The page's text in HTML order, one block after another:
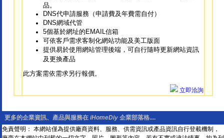
品。
DNS代申請服務（申請費及年費需自付）
DNS網域代管
5個基於網址的EMAIL信箱
可依客戶需求客制化網站功能及美工版面
提供易於使用網站管理後端，可自行隨時更新網站資訊
及更換產品
此方案需依需求另行報價。
立即洽詢
更多的企業資訊、產品與服務在 iHomeDiy 企業部落格....
免責聲明： 本網站僅為提供廠商資料、服務、供需資訊或產品資訊自行登載機制，